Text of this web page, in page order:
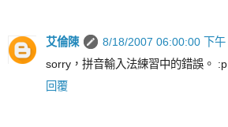
艾倫陳
8/18/2007 06:00:00 下午
sorry，拼音輸入法練習中的錯誤。 :p
回覆